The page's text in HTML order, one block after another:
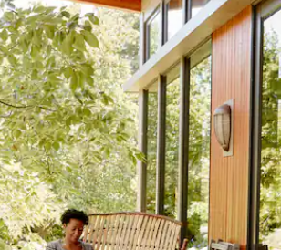
oben und unten oder erkunde die